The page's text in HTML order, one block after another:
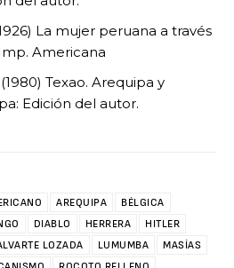
La mujer peruana a través
Americana
Texao. Arequipa y
Edición del autor.
AREQUIPA
BÉLGICA
DIABLO HERRERA
HITLER
LOZADA LUMUMBA
MASÍAS